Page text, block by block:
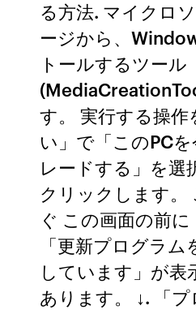
る方法. マイクロ
ージから、
トールするツール
す。 実行する操作
い」で「このPC
レードする」を
クリックします。
ぐ この画面の前
「更新プログラ
しています」が表
あります。 ↓. 「プ